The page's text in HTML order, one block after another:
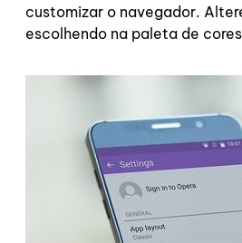
customizar o navegador.
escolhendo na paleta de